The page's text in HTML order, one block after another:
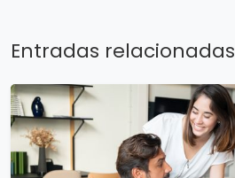
Entradas relacionadas